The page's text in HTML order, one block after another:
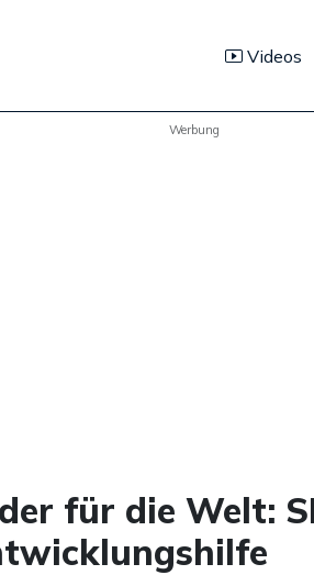
Videos
Werbung
für die Welt: